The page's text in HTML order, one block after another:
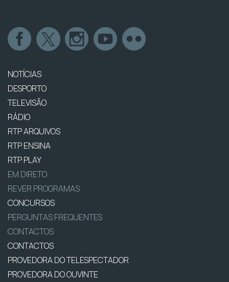
NOTÍCIAS
DESPORTO
TELEVISÃO
RÁDIO
RTP ARQUIVOS
RTP ENSINA
RTP PLAY
EM DIRETO
REVER PROGRAMAS
CONCURSOS
PERGUNTAS FREQUENTES
CONTACTOS
CONTACTOS
PROVEDORA DO TELESPECTADOR
PROVEDORA DO OUVINTE